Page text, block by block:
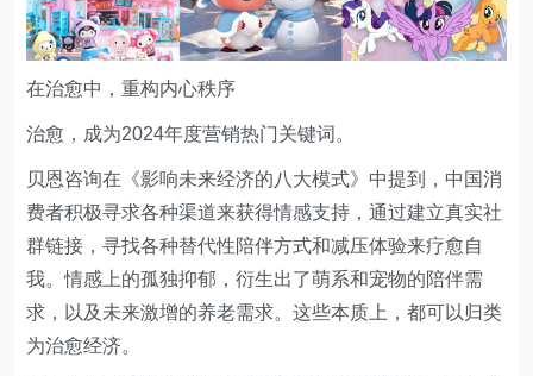
在治愈中，重构内心秩序
治愈，成为2024年度营销热门关键词。
贝恩咨询在《影响未来经济的八大模式》中提到，中国消
费者积极寻求各种渠道来获得情感支持，通过建立真实社
群链接，寻找各种替代性陪伴方式和减压体验来疗愈自
我。情感上的孤独抑郁，衍生出了萌系和宠物的陪伴需
求，以及未来激增的养老需求。这些本质上，都可以归类
为治愈经济。